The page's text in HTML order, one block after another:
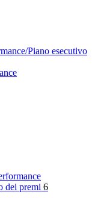
Piano esecutivo
dei premi 6